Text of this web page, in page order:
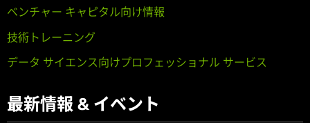
ベンチャー キャピタル向け情報
技術トレーニング
データ サイエンス向けプロフェッショナル サービス
最新情報 & イベント